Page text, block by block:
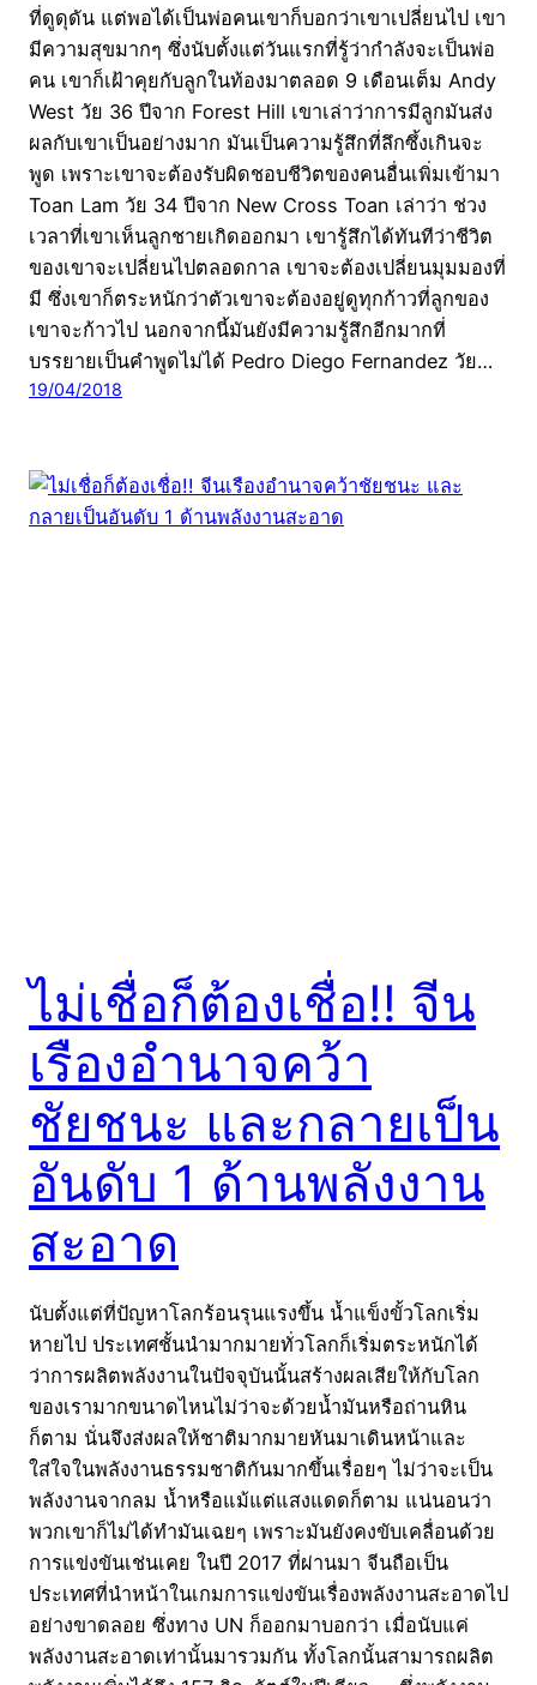
ที่ดูดุดัน แต่พอได้เป็นพ่อคนเขาก็บอกว่าเขาเปลี่ยนไป เขา
มีความสุขมากๆ ซึ่งนับตั้งแต่วันแรกที่รู้ว่ากำลังจะเป็นพ่อ
คน เขาก็เฝ้าคุยกับลูกในท้องมาตลอด 9 เดือนเต็ม Andy
West วัย 36 ปีจาก Forest Hill เขาเล่าว่าการมีลูกมันส่ง
ผลกับเขาเป็นอย่างมาก มันเป็นความรู้สึกที่ลึกซึ้งเกินจะ
พูด เพราะเขาจะต้องรับผิดชอบชีวิตของคนอื่นเพิ่มเข้ามา
Toan Lam วัย 34 ปีจาก New Cross Toan เล่าว่า ช่วง
เวลาที่เขาเห็นลูกชายเกิดออกมา เขารู้สึกได้ทันทีว่าชีวิต
ของเขาจะเปลี่ยนไปตลอดกาล เขาจะต้องเปลี่ยนมุมมองที่
มี ซึ่งเขาก็ตระหนักว่าตัวเขาจะต้องอยู่ดูทุกก้าวที่ลูกของ
เขาจะก้าวไป นอกจากนี้มันยังมีความรู้สึกอีกมากที่
บรรยายเป็นคำพูดไม่ได้ Pedro Diego Fernandez วัย…
19/04/2018
ไม่เชื่อก็ต้องเชื่อ!! จีน
เรืองอำนาจคว้า
ชัยชนะ และกลายเป็น
อันดับ 1 ด้านพลังงาน
สะอาด
นับตั้งแต่ที่ปัญหาโลกร้อนรุนแรงขึ้น น้ำแข็งขั้วโลกเริ่ม
หายไป ประเทศชั้นนำมากมายทั่วโลกก็เริ่มตระหนักได้
ว่าการผลิตพลังงานในปัจจุบันนั้นสร้างผลเสียให้กับโลก
ของเรามากขนาดไหนไม่ว่าจะด้วยน้ำมันหรือถ่านหิน
ก็ตาม นั่นจึงส่งผลให้ชาติมากมายหันมาเดินหน้าและ
ใส่ใจในพลังงานธรรมชาติกันมากขึ้นเรื่อยๆ ไม่ว่าจะเป็น
พลังงานจากลม น้ำหรือแม้แต่แสงแดดก็ตาม แน่นอนว่า
พวกเขาก็ไม่ได้ทำมันเฉยๆ เพราะมันยังคงขับเคลื่อนด้วย
การแข่งขันเช่นเคย ในปี 2017 ที่ผ่านมา จีนถือเป็น
ประเทศที่นำหน้าในเกมการแข่งขันเรื่องพลังงานสะอาดไป
อย่างขาดลอย ซึ่งทาง UN ก็ออกมาบอกว่า เมื่อนับแค่
พลังงานสะอาดเท่านั้นมารวมกัน ทั้งโลกนั้นสามารถผลิต